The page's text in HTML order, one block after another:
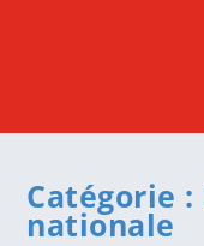
Catégorie :
nationale